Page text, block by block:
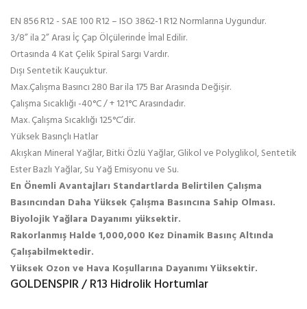
EN 856 R12 - SAE 100 R12 – ISO 3862-1 R12 Normlarına Uygundur.
3/8” ila 2” Arası İç Çap Ölçülerinde İmal Edilir.
Ortasında 4 Kat Çelik Spiral Sargı Vardır.
Dışı Sentetik Kauçuktur.
Max.Çalışma Basıncı 280 Bar ila 175 Bar Arasında Değişir.
Çalışma Sıcaklığı -40°C / + 121°C Arasındadır.
Max. Çalışma Sıcaklığı 125°C’dir.
Yüksek Basınçlı Hatlar
Akışkan Mineral Yağlar, Bitki Özlü Yağlar, Glikol ve Polyglikol, Sentetik
Ester Bazlı Yağlar, Su Yağ Emisyonu ve Su.
En Önemli Avantajları Standartlarda Belirtilen Çalışma
Basıncından Daha Yüksek Çalışma Basıncına Sahip Olması.
Biyolojik Yağlara Dayanımı yüksektir.
Rakorlanmış Halde 1,000,000 Kez Dinamik Basınç Altında
Çalışabilmektedir.
Yüksek Ozon ve Hava Koşullarına Dayanımı Yüksektir.
GOLDENSPIR / R13 Hidrolik Hortumlar